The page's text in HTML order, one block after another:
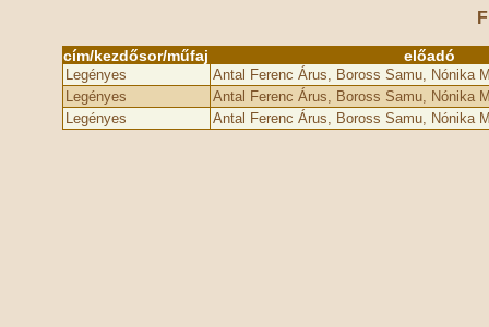
cím/kezdősor/műfaj előadó
Legényes
Antal Ferenc Árus, Boross Samu, Nónika
Legényes
Antal Ferenc Árus, Boross Samu, Nónika
Legényes
Antal Ferenc Árus, Boross Samu, Nónika